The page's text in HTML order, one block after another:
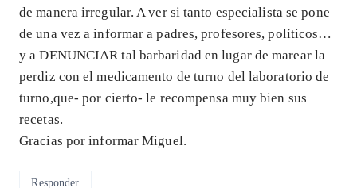
de manera irregular. A ver si tanto especialista se pone
de una vez a informar a padres, profesores, políticos…
y a DENUNCIAR tal barbaridad en lugar de marear la
perdiz con el medicamento de turno del laboratorio de
turno,que- por cierto- le recompensa muy bien sus
recetas.
Gracias por informar Miguel.
Responder